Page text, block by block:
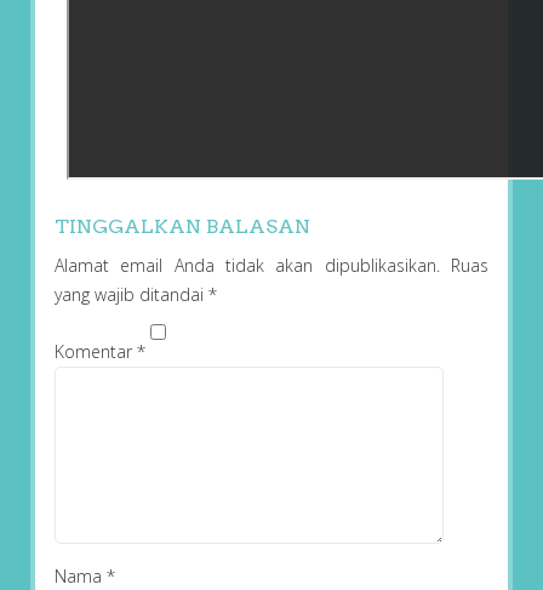
TINGGALKAN BALASAN
Alamat email Anda tidak akan dipublikasikan. Ruas
yang wajib ditandai *
Komentar *
Nama *